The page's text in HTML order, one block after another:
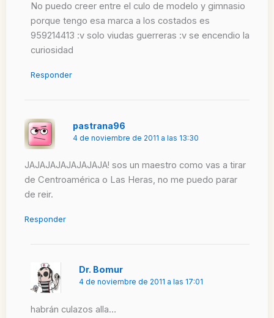
No puedo creer entre el culo de modelo y gimnasio
porque tengo esa marca a los costados es
959214413 :v solo viudas guerreras :v se encendio la
curiosidad
Responder
pastrana96
4 de noviembre de 2011 a las 13:30
JAJAJAJAJAJAJAJA! sos un maestro como vas a tirar
de Centroamérica o Las Heras, no me puedo parar
de reir.
Responder
Dr. Bomur
4 de noviembre de 2011 a las 17:01
habrán culazos alla…